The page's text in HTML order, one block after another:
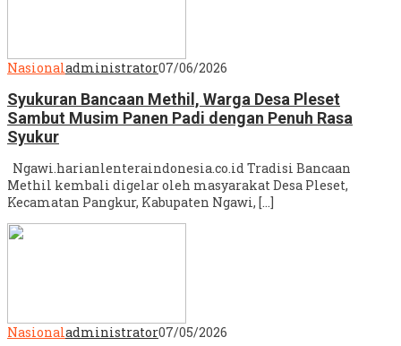
Nasionaladministrator07/06/2026
Syukuran Bancaan Methil, Warga Desa Pleset
Sambut Musim Panen Padi dengan Penuh Rasa
Syukur
Ngawi.harianlenteraindonesia.co.id Tradisi Bancaan
Methil kembali digelar oleh masyarakat Desa Pleset,
Kecamatan Pangkur, Kabupaten Ngawi, […]
Nasionaladministrator07/05/2026